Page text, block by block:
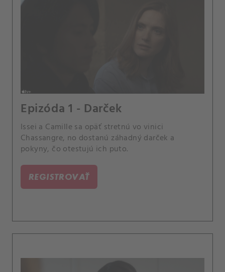
Epizóda 1 - Darček
Issei a Camille sa opäť stretnú vo vinici
Chassangre, no dostanú záhadný darček a
pokyny, čo otestujú ich puto.
REGISTROVAŤ